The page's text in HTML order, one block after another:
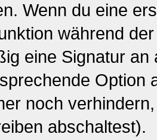
Wenn du eine
während
eine Signatur
Option
noch
abschaltest).